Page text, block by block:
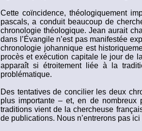
Cette coïncidence, théologiquement
pascals, a conduit beaucoup de
chronologie théologique. Jean aurait
dans l’Évangile n’est pas manifestée
chronologie johannique est
procès et exécution capitale le jour de
apparaît si étroitement liée à la
problématique.
Des tentatives de concilier les deux
plus importante – et, en de nombreux
traditions vient de la chercheuse
de publications. Nous n’entrerons pas